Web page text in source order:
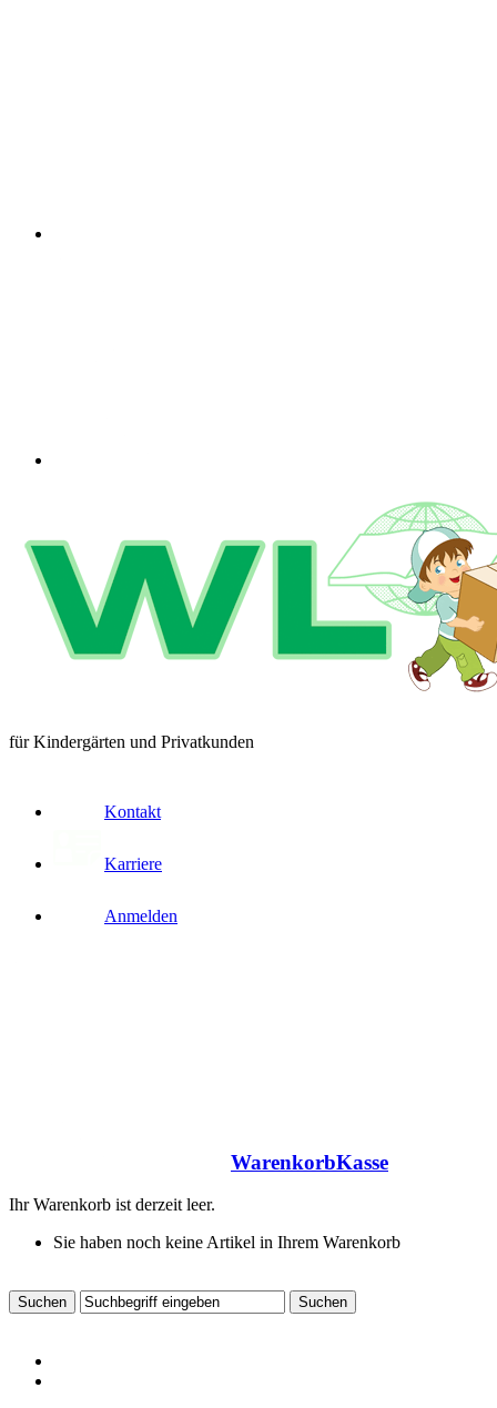
für Kindergärten und Privatkunden
Kontakt
Karriere
Anmelden
WarenkorbKasse
Ihr Warenkorb ist derzeit leer.
Sie haben noch keine Artikel in Ihrem Warenkorb